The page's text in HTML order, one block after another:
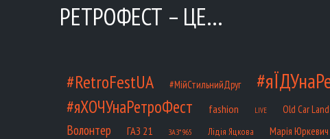
РЕТРОФЕСТ – ЦЕ…
#RetroFestUA #МійСтильнийДруг
#яХОЧУнаРетроФест fashion LIVE Old Car Land
Волонтер ГАЗ 21 ЗАЗ*965 Лідія Яцкова Марія Юркевич